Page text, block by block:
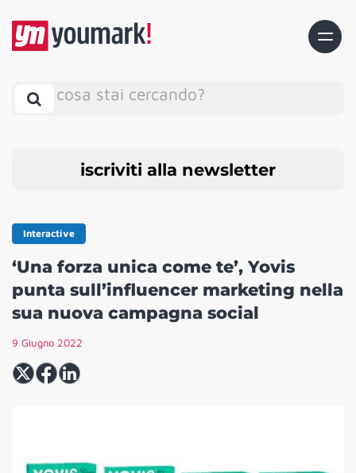
cosa stai cercando?
iscriviti alla newsletter
Interactive
‘Una forza unica come te’, Yovis
punta sull’influencer marketing nella
sua nuova campagna social
9 Giugno 2022